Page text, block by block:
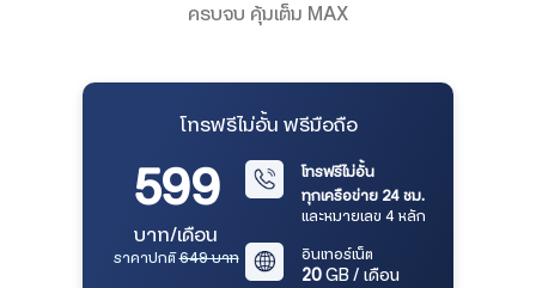
ครบจบ คุ้มเต็ม MAX
โทรฟรีไม่อั้น ฟรีมือถือ
599
บาท/เดือน
ราคาปกติ649 บาท
โทรฟรีไม่อั้น
ทุกเครือข่าย 24 ชม.
และหมายเลข 4 หลัก
อินเทอร์เน็ต
20GB / เดือน